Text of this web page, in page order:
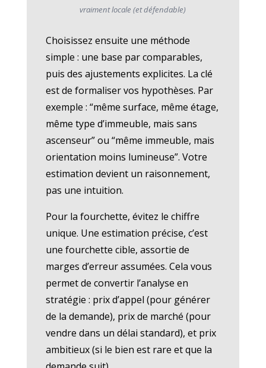
vraiment locale (et défendable)
Choisissez ensuite une méthode
simple : une base par comparables,
puis des ajustements explicites. La clé
est de formaliser vos hypothèses. Par
exemple : “même surface, même étage,
même type d’immeuble, mais sans
ascenseur” ou “même immeuble, mais
orientation moins lumineuse”. Votre
estimation devient un raisonnement,
pas une intuition.
Pour la fourchette, évitez le chiffre
unique. Une estimation précise, c’est
une fourchette cible, assortie de
marges d’erreur assumées. Cela vous
permet de convertir l’analyse en
stratégie : prix d’appel (pour générer
de la demande), prix de marché (pour
vendre dans un délai standard), et prix
ambitieux (si le bien est rare et que la